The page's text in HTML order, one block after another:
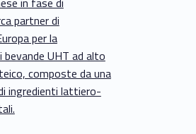
partner di
per la
bevande UHT ad alto
composte da una
ingredienti lattiero-